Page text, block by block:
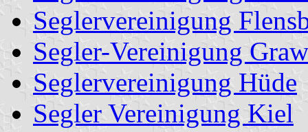
Seglervereinigung
Segler-Vereinigung
Seglervereinigung Hüde
Segler Vereinigung Kiel